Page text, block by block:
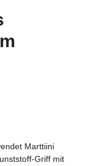
Marttiini
Griff mit